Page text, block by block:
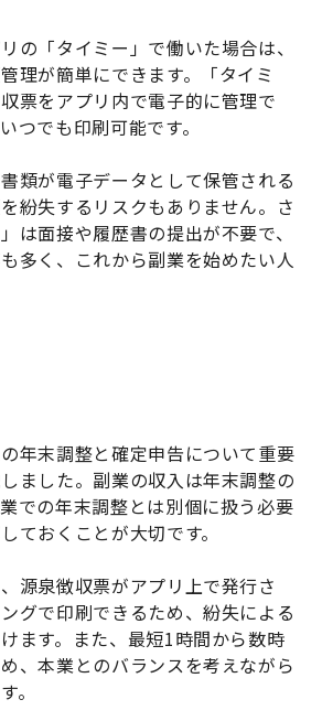
の「タイミー」で働いた場合は、
理が簡単にできます。「タイミ
票をアプリ内で電子的に管理で
つでも印刷可能です。
類が電子データとして保管される
紛失するリスクもありません。さ
は面接や履歴書の提出が不要で、
多く、これから副業を始めたい人
年末調整と確定申告について重要
ました。副業の収入は年末調整の
での年末調整とは別個に扱う必要
ておくことが大切です。
源泉徴収票がアプリ上で発行さ
グで印刷できるため、紛失による
ます。また、最短1時間から数時
、本業とのバランスを考えながら
。